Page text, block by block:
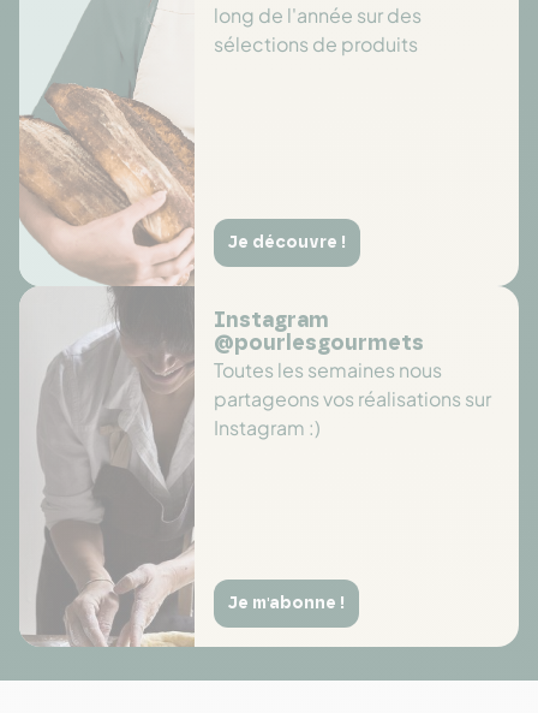
long de l'année sur des
sélections de produits
Je découvre !
Instagram
@pourlesgourmets
Toutes les semaines nous
partageons vos réalisations sur
Instagram :)
Je m'abonne !